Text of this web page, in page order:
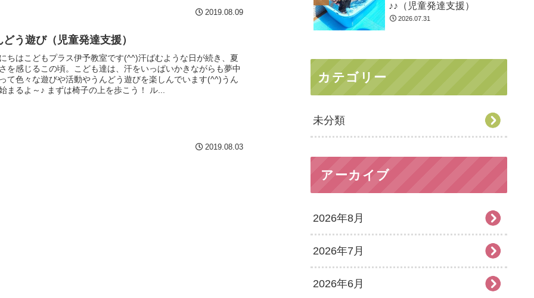
2019.08.09
どう遊び（児童発達支援）
ちはこどもプラス伊予教室です(^^)汗ばむような日が続き、夏
を感じるこの頃。こども達は、汗をいっぱいかきながらも夢中
て色々な遊びや活動やうんどう遊びを楽しんでいます(^^)うん
まるよ～♪ まずは椅子の上を歩こう！ ル...
2019.08.03
♪♪（児童発達支援）
2026.07.31
カテゴリー
未分類
アーカイブ
2026年8月
2026年7月
2026年6月